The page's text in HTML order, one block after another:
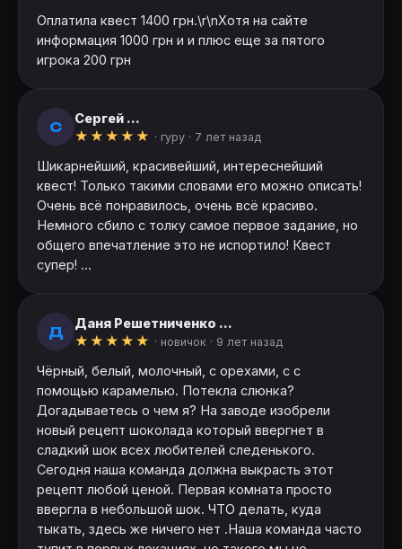
Оплатила квест 1400 грн.\r\nХотя на сайте
информация 1000 грн и и плюс еще за пятого
игрока 200 грн
С
Сергей ...
★ ★ ★ ★ ★ · гуру · 7 лет назад
Шикарнейший, красивейший, интереснейший
квест! Только такими словами его можно описать!
Очень всё понравилось, очень всё красиво.
Немного сбило с толку самое первое задание, но
общего впечатление это не испортило! Квест
супер! ...
Д
Даня Решетниченко ...
★ ★ ★ ★ ★ · новичок · 9 лет назад
Чёрный, белый, молочный, с орехами, с с
помощью карамелью. Потекла слюнка?
Догадываетесь о чем я? На заводе изобрели
новый рецепт шоколада который ввергнет в
сладкий шок всех любителей следенького.
Сегодня наша команда должна выкрасть этот
рецепт любой ценой. Первая комната просто
ввергла в небольшой шок. ЧТО делать, куда
тыкать, здесь же ничего нет .Наша команда часто